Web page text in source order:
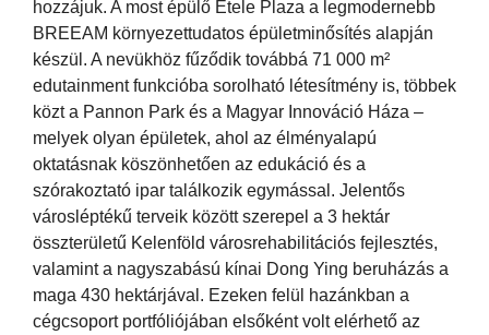
hozzájuk. A most épülő Etele Plaza a legmodernebb
BREEAM környezettudatos épületminősítés alapján
készül. A nevükhöz fűződik továbbá 71 000 m²
edutainment funkcióba sorolható létesítmény is, többek
közt a Pannon Park és a Magyar Innováció Háza –
melyek olyan épületek, ahol az élményalapú
oktatásnak köszönhetően az edukáció és a
szórakoztató ipar találkozik egymással. Jelentős
városléptékű terveik között szerepel a 3 hektár
összterületű Kelenföld városrehabilitációs fejlesztés,
valamint a nagyszabású kínai Dong Ying beruházás a
maga 430 hektárjával. Ezeken felül hazánkban a
cégcsoport portfóliójában elsőként volt elérhető az